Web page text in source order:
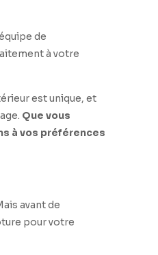
de
à votre
est unique, et
Que vous
à vos préférences
avant de
pour votre